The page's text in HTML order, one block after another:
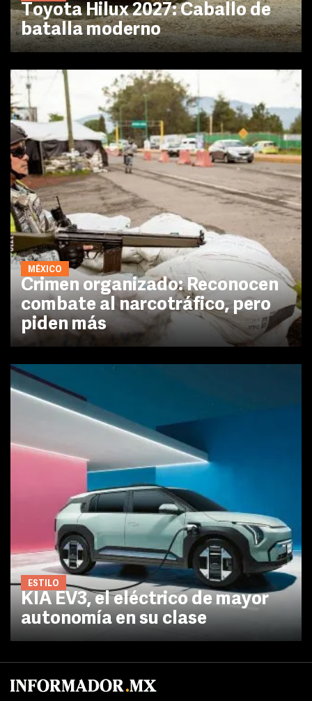
Toyota Hilux 2027: Caballo de
batalla moderno
MÉXICO
Crimen organizado: Reconocen
combate al narcotráfico, pero
piden más
ESTILO
KIA EV3, el eléctrico de mayor
autonomía en su clase